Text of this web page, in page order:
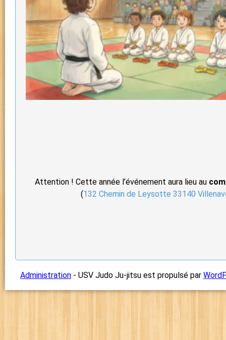
Attention ! Cette année l’événement aura lieu au
(132 Chemin de Leysotte 33140
Administration - USV Judo Ju-jitsu est propulsé par